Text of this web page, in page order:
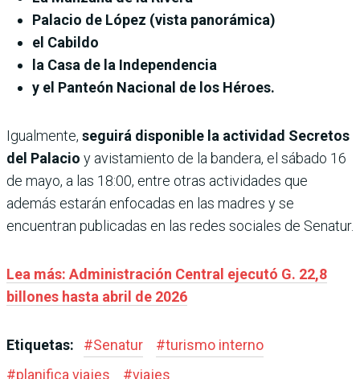
Palacio de López (vista panorámica)
el Cabildo
la Casa de la Independencia
y el Panteón Nacional de los Héroes.
Igualmente, seguirá disponible la actividad Secretos
del Palacio y avistamiento de la bandera, el sábado 16
de mayo, a las 18:00, entre otras actividades que
además estarán enfocadas en las madres y se
encuentran publicadas en las redes sociales de Senatur.
Lea más: Administración Central ejecutó G. 22,8
billones hasta abril de 2026
Etiquetas: #Senatur #turismo interno
#planifica viajes #viajes